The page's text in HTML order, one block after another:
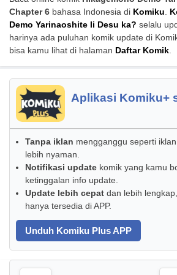
Chapter 6 bahasa Indonesia di Komiku.
Demo Yarinaoshite Ii Desu ka? selalu
harinya ada puluhan komik update di
bisa kamu lihat di halaman Daftar Komik.
Aplikasi Komiku+
Tanpa iklan mengganggu seperti
lebih nyaman.
Notifikasi update komik yang kamu
ketinggalan info update.
Update lebih cepat dan lebih
hanya tersedia di APP.
Unduh Komiku Plus APP